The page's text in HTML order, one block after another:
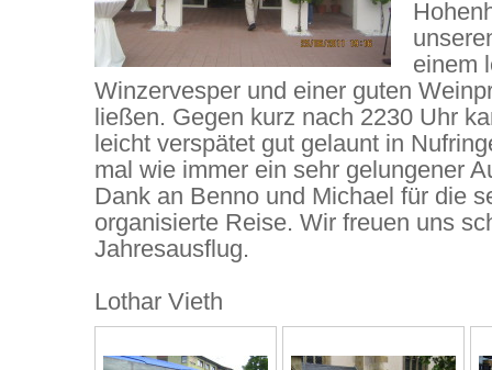
einem
Winzervesper und einer guten
ließen. Gegen kurz nach 2230 Uhr
leicht verspätet gut gelaunt in
mal wie immer ein sehr gelungener
Dank an Benno und Michael für die
organisierte Reise. Wir freuen uns
Jahresausflug.
Lothar Vieth